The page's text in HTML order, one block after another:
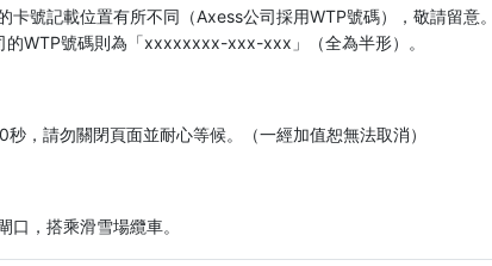
卡號記載位置有所不同（Axess公司採用WTP號碼），敬請留意
WTP號碼則為「xxxxxxxx-xxx-xxx」（全為半形）。
，請勿關閉頁面並耐心等候。（一經加值恕無法取消）
，搭乘滑雪場纜車。